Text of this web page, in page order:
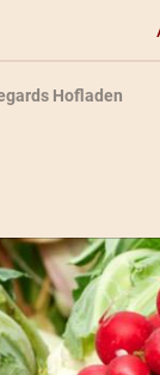
Hofladen